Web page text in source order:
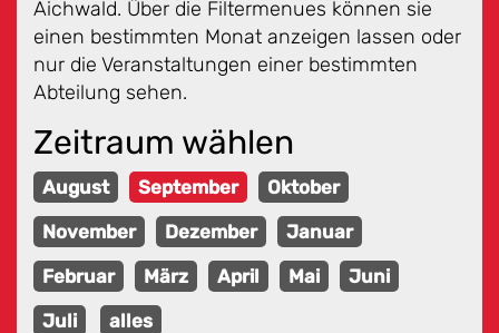
Aichwald. Über die Filtermenues können sie
einen bestimmten Monat anzeigen lassen oder
nur die Veranstaltungen einer bestimmten
Abteilung sehen.
Zeitraum wählen
August September
Oktober
November
Dezember
Januar
Februar
März April Mai
Juni
Juli
alles